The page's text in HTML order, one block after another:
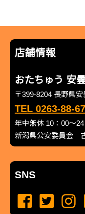
店舗情報
おたちゅう 安
〒399-8204 長野県
TEL 0263-88-
年中無休 10：00～
新潟県公安委員会
SNS